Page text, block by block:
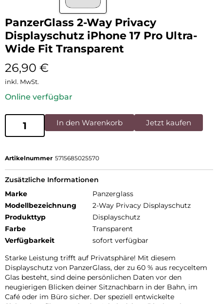
PanzerGlass 2-Way Privacy
Displayschutz iPhone 17 Pro Ultra-
Wide Fit Transparent
26,90 €
inkl. MwSt.
Online verfügbar
In den Warenkorb Jetzt kaufen
Artikelnummer 5715685025570
Zusätzliche Informationen
Marke
Panzerglass
Modellbezeichnung
2-Way Privacy Displayschutz
Produkttyp
Displayschutz
Farbe
Transparent
Verfügbarkeit
sofort verfügbar
Starke Leistung trifft auf Privatsphäre! Mit diesem
Displayschutz von PanzerGlass, der zu 60 % aus recyceltem
Glas besteht, sind deine persönlichen Daten vor den
neugierigen Blicken deiner Sitznachbarn in der Bahn, im
Café oder im Büro sicher. Der speziell entwickelte